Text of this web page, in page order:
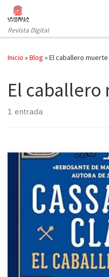
Saltar al contenido
Revista Digital
Inicio »Blog »El caballero muerte
El caballero
1 entrada
El caballero muerte es la
Castelana de Cassandra
plena crisis diplomática: tras la
corte se encuentra en alerta.
pacífica y protectora para el